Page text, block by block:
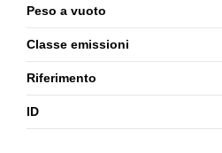
Peso a vuoto
Classe emissioni
Riferimento
ID